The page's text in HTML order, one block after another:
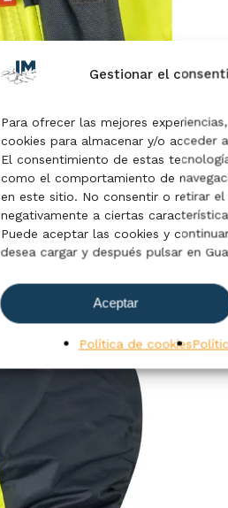
Gestionar el
Para ofrecer las mejores
cookies para almacenar y/o acceder
El consentimiento de estas
como el comportamiento de
en este sitio. No consentir o retirar
negativamente a ciertas
Puede aceptar las cookies y
desea cargar y después pulsar en
Aceptar
Política de cookies